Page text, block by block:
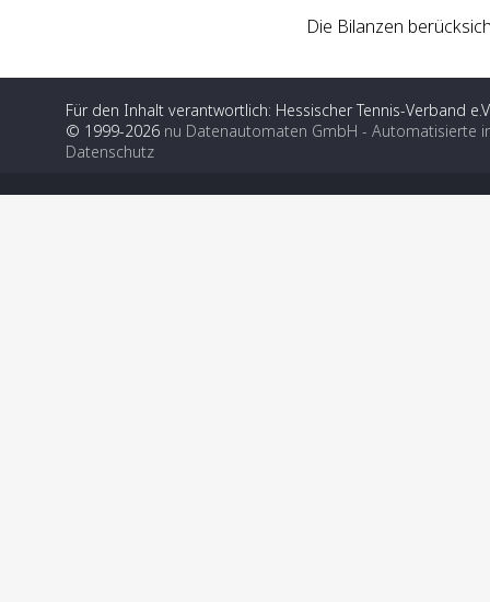
Die Bilanzen
Für den Inhalt verantwortlich: Hessischer Tennis-Verband
© 1999-2026 nu Datenautomaten GmbH - Automatisierte
Datenschutz